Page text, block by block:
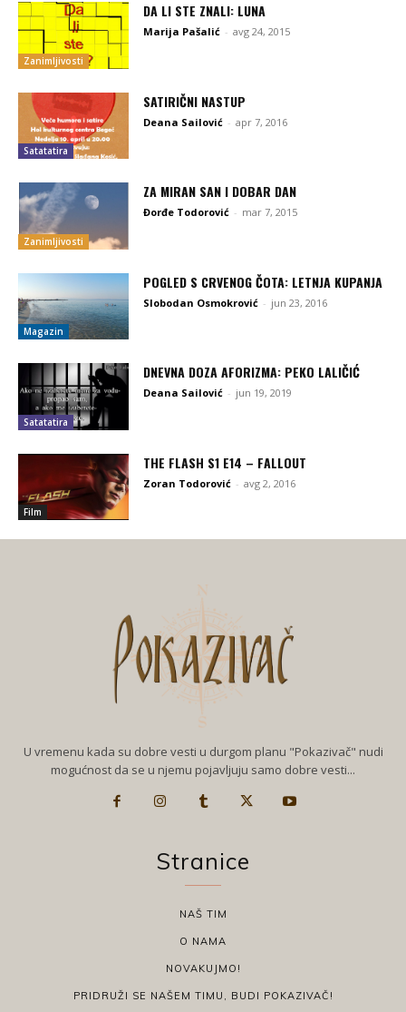
Zanimljivosti
DA LI STE ZNALI: LUNA
Marija Pašalić - avg 24, 2015
Satatatira
SATIRIČNI NASTUP
Deana Sailović - apr 7, 2016
Zanimljivosti
ZA MIRAN SAN I DOBAR DAN
Đorđe Todorović - mar 7, 2015
Magazin
POGLED S CRVENOG ČOTA: LETNJA KUPANJA
Slobodan Osmokrović - jun 23, 2016
Satatatira
DNEVNA DOZA AFORIZMA: PEKO LALIČIĆ
Deana Sailović - jun 19, 2019
Film
THE FLASH S1 E14 – FALLOUT
Zoran Todorović - avg 2, 2016
U vremenu kada su dobre vesti u durgom planu "Pokazivač" nudi
mogućnost da se u njemu pojavljuju samo dobre vesti...
Stranice
NAŠ TIM
O NAMA
NOVAKUJMO!
PRIDRUŽI SE NAŠEM TIMU, BUDI POKAZIVAČ!